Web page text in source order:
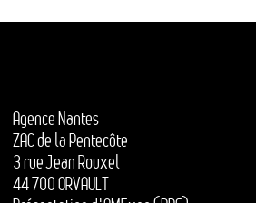
Agence Nantes
ZAC de la Pentecôte
3 rue Jean Rouxel
44 700 ORVAULT